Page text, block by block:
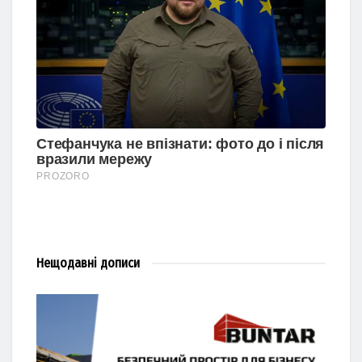
Нещодавні дописи